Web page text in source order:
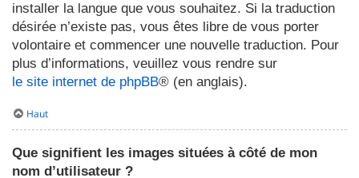
installer la langue que vous souhaitez. Si la traduction
désirée n’existe pas, vous êtes libre de vous porter
volontaire et commencer une nouvelle traduction. Pour
plus d’informations, veuillez vous rendre sur
le site internet de phpBB® (en anglais).
Haut
Que signifient les images situées à côté de mon
nom d’utilisateur ?